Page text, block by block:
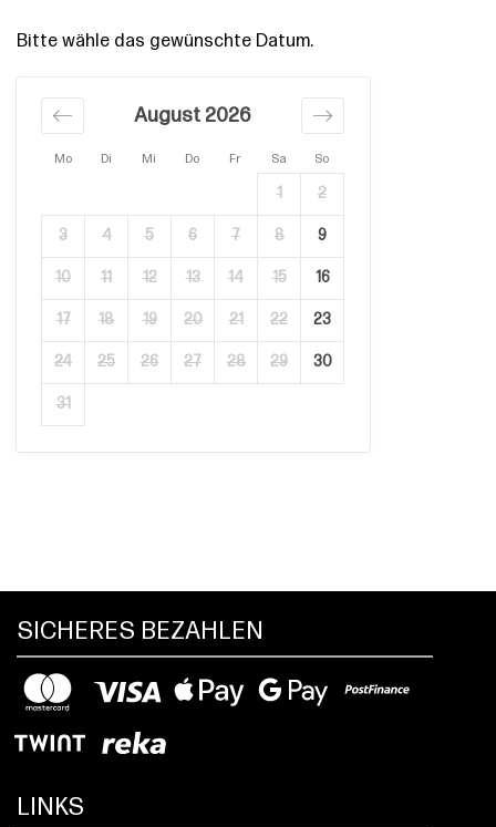
Bitte wähle das gewünschte Datum.
Mo Di Mi Do Fr Sa So
August 2026
1 2
3 4 5 6 7 8 9
10 11 12 13 14 15 16
17 18 19 20 21 22 23
24 25 26 27 28 29 30
31
SICHERES BEZAHLEN
LINKS